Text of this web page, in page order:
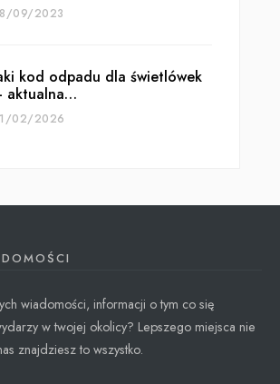
09/2023
kod odpadu dla świetlówek
aktualna…
02/2026
wiadomości, informacji o tym co się
w twojej okolicy? Lepszego miejsca nie
znajdziesz to wszystko.